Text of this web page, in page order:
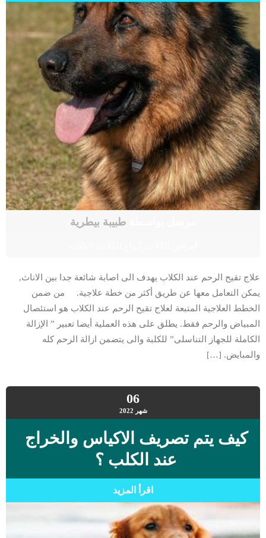
طبيبة بيطرية
علاج تقيح الرحم عند الكلاب يهدف الى اصابة شائعة جدا بين الاناث,
يمكن التعامل معها عن طريق أكثر من خطة علاجية. من ضمن
الخطط العلاجية المتبعة لعلاج تقيح الرحم عند الكلاب هو استئصال
المبياض والرحم فقط. يطلق على هذه العملية أيضا تعبير ” الإزالة
الكاملة للجهاز التناسلى” للكلبة والى يتضمن ازالة الرحم كله
والمبايض. […]
06
شهر 2022
كيف يتم تصريف الاكياس والخراج
عند الكلب ؟
اقرأ المزيد